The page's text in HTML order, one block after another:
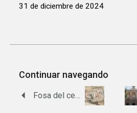
31 de diciembre de 2024
Continuar navegando